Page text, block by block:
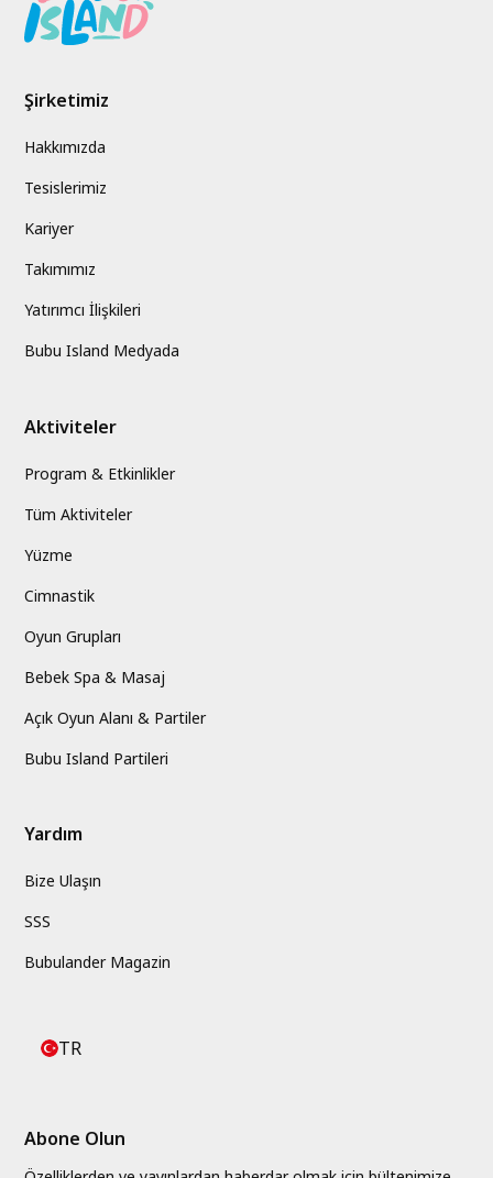
Şirketimiz
Hakkımızda
Tesislerimiz
Kariyer
Takımımız
Yatırımcı İlişkileri
Bubu Island Medyada
Aktiviteler
Program & Etkinlikler
Tüm Aktiviteler
Yüzme
Cimnastik
Oyun Grupları
Bebek Spa & Masaj
Açık Oyun Alanı & Partiler
Bubu Island Partileri
Yardım
Bize Ulaşın
SSS
Bubulander Magazin
TR
Abone Olun